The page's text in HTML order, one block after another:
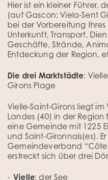
Hier ist ein kleiner Führer,
(auf Gascon: Viela-Sent
bei der Vorbereitung Ihres
Unterkunft, Transport,
Geschäfte, Strände,
Entdeckung der Region,
Die drei Marktstädte:
Girons Plage
Vielle-Saint-Girons liegt
Landes (40) in der
eine Gemeinde mit 1225
und Saint-Gironnais(es).
Gemeindeverband
erstreckt sich über drei
Vielle: der See